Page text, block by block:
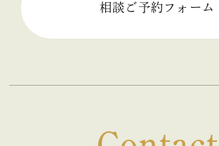
2025年07月 (2)
相談ご予約フォーム